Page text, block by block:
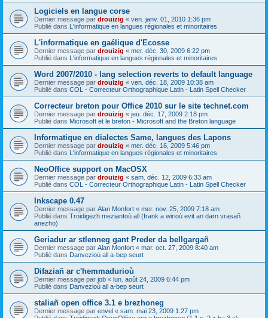
Logiciels en langue corse
Dernier message par drouizig « ven. janv. 01, 2010 1:36 pm
Publié dans L'informatique en langues régionales et minoritaires
L'informatique en gaélique d'Ecosse
Dernier message par drouizig « mer. déc. 30, 2009 6:22 pm
Publié dans L'informatique en langues régionales et minoritaires
Word 2007/2010 - lang selection reverts to default language
Dernier message par drouizig « ven. déc. 18, 2009 10:38 am
Publié dans COL - Correcteur Orthographique Latin - Latin Spell Checker
Correcteur breton pour Office 2010 sur le site technet.com
Dernier message par drouizig « jeu. déc. 17, 2009 2:18 pm
Publié dans Microsoft et le breton - Microsoft and the Breton language
Informatique en dialectes Same, langues des Lapons
Dernier message par drouizig « mer. déc. 16, 2009 5:46 pm
Publié dans L'informatique en langues régionales et minoritaires
NeoOffice support on MacOSX
Dernier message par drouizig « sam. déc. 12, 2009 6:33 am
Publié dans COL - Correcteur Orthographique Latin - Latin Spell Checker
Inkscape 0.47
Dernier message par Alan Monfort « mer. nov. 25, 2009 7:18 am
Publié dans Troidigezh meziantoù all (frank a wirioù evit an darn vrasañ
anezho)
Geriadur ar stlenneg gant Preder da bellgargañ
Dernier message par Alan Monfort « mar. oct. 27, 2009 8:40 am
Publié dans Danvezioù all a-bep seurt
Difaziañ ar c'hemmadurioù
Dernier message par job « lun. août 24, 2009 6:44 pm
Publié dans Danvezioù all a-bep seurt
staliañ open office 3.1 e brezhoneg
Dernier message par envel « sam. mai 23, 2009 1:27 pm